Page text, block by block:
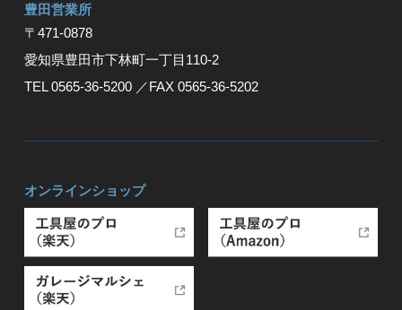
豊⽥営業所
〒471-0878
愛知県豊⽥市下林町⼀丁⽬110-2
TEL 0565-36-5200 ／FAX 0565-36-5202
オンラインショップ